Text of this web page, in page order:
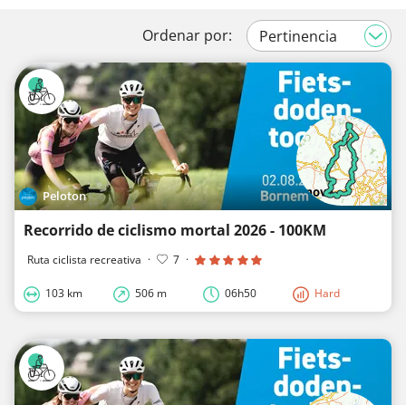
Ordenar por:
Peloton
Recorrido de ciclismo mortal 2026 - 100KM
Ruta ciclista recreativa · 7 ·
103 km 506 m 06h50 Hard